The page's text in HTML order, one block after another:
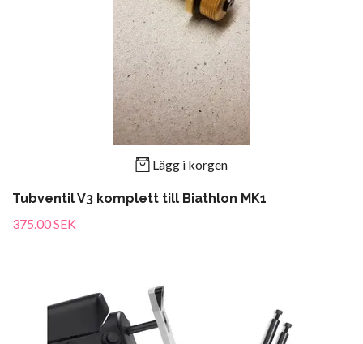
Lägg i korgen
Tubventil V3 komplett till Biathlon MK1
375.00 SEK